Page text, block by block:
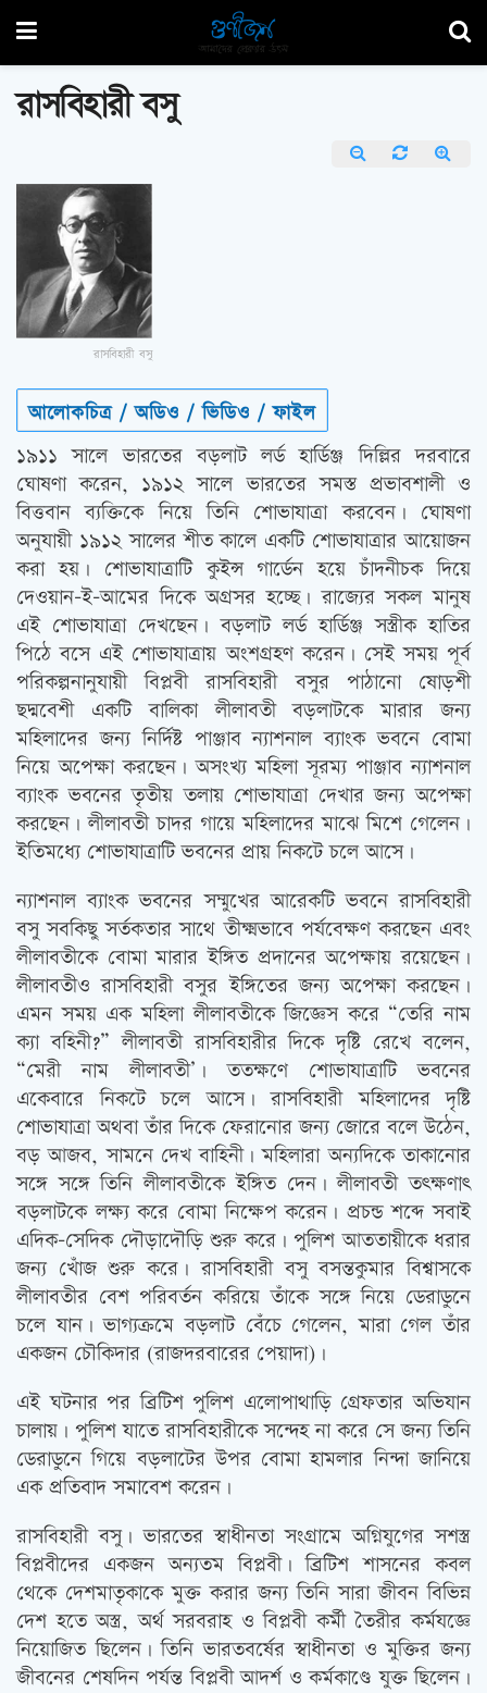
রাসবিহারী বসু
রাসবিহারী বসু
আলোকচিত্র / অডিও / ভিডিও / ফাইল
১৯১১ সালে ভারতের বড়লাট লর্ড হার্ডিঞ্জ দিল্লির দরবারে
ঘোষণা করেন, ১৯১২ সালে ভারতের সমস্ত প্রভাবশালী ও
বিত্তবান ব্যক্তিকে নিয়ে তিনি শোভাযাত্রা করবেন। ঘোষণা
অনুযায়ী ১৯১২ সালের শীত কালে একটি শোভাযাত্রার আয়োজন
করা হয়। শোভাযাত্রাটি কুইন্স গার্ডেন হয়ে চাঁদনীচক দিয়ে
দেওয়ান-ই-আমের দিকে অগ্রসর হচ্ছে। রাজ্যের সকল মানুষ
এই শোভাযাত্রা দেখছেন। বড়লাট লর্ড হার্ডিঞ্জ সস্ত্রীক হাতির
পিঠে বসে এই শোভাযাত্রায় অংশগ্রহণ করেন। সেই সময় পূর্ব
পরিকল্পনানুযায়ী বিপ্লবী রাসবিহারী বসুর পাঠানো ষোড়শী
ছদ্মবেশী একটি বালিকা লীলাবতী বড়লাটকে মারার জন্য
মহিলাদের জন্য নির্দিষ্ট পাঞ্জাব ন্যাশনাল ব্যাংক ভবনে বোমা
নিয়ে অপেক্ষা করছেন। অসংখ্য মহিলা সূরম্য পাঞ্জাব ন্যাশনাল
ব্যাংক ভবনের তৃতীয় তলায় শোভাযাত্রা দেখার জন্য অপেক্ষা
করছেন। লীলাবতী চাদর গায়ে মহিলাদের মাঝে মিশে গেলেন।
ইতিমধ্যে শোভাযাত্রাটি ভবনের প্রায় নিকটে চলে আসে।
ন্যাশনাল ব্যাংক ভবনের সম্মুখের আরেকটি ভবনে রাসবিহারী
বসু সবকিছু সর্তকতার সাথে তীক্ষ্মভাবে পর্যবেক্ষণ করছেন এবং
লীলাবতীকে বোমা মারার ইঙ্গিত প্রদানের অপেক্ষায় রয়েছেন।
লীলাবতীও রাসবিহারী বসুর ইঙ্গিতের জন্য অপেক্ষা করছেন।
এমন সময় এক মহিলা লীলাবতীকে জিজ্ঞেস করে “তেরি নাম
ক্যা বহিনী?” লীলাবতী রাসবিহারীর দিকে দৃষ্টি রেখে বলেন,
“মেরী নাম লীলাবতী’। ততক্ষণে শোভাযাত্রাটি ভবনের
একেবারে নিকটে চলে আসে। রাসবিহারী মহিলাদের দৃষ্টি
শোভাযাত্রা অথবা তাঁর দিকে ফেরানোর জন্য জোরে বলে উঠেন,
বড় আজব, সামনে দেখ বাহিনী। মহিলারা অন্যদিকে তাকানোর
সঙ্গে সঙ্গে তিনি লীলাবতীকে ইঙ্গিত দেন। লীলাবতী তৎক্ষণাৎ
বড়লাটকে লক্ষ্য করে বোমা নিক্ষেপ করেন। প্রচন্ড শব্দে সবাই
এদিক-সেদিক দৌড়াদৌড়ি শুরু করে। পুলিশ আততায়ীকে ধরার
জন্য খোঁজ শুরু করে। রাসবিহারী বসু বসন্তকুমার বিশ্বাসকে
লীলাবতীর বেশ পরিবর্তন করিয়ে তাঁকে সঙ্গে নিয়ে ডেরাডুনে
চলে যান। ভাগ্যক্রমে বড়লাট বেঁচে গেলেন, মারা গেল তাঁর
একজন চৌকিদার (রাজদরবারের পেয়াদা)।
এই ঘটনার পর ব্রিটিশ পুলিশ এলোপাথাড়ি গ্রেফতার অভিযান
চালায়। পুলিশ যাতে রাসবিহারীকে সন্দেহ না করে সে জন্য তিনি
ডেরাডুনে গিয়ে বড়লাটের উপর বোমা হামলার নিন্দা জানিয়ে
এক প্রতিবাদ সমাবেশ করেন।
রাসবিহারী বসু। ভারতের স্বাধীনতা সংগ্রামে অগ্নিযুগের সশস্ত্র
বিপ্লবীদের একজন অন্যতম বিপ্লবী। ব্রিটিশ শাসনের কবল
থেকে দেশমাতৃকাকে মুক্ত করার জন্য তিনি সারা জীবন বিভিন্ন
দেশ হতে অস্ত্র, অর্থ সরবরাহ ও বিপ্লবী কর্মী তৈরীর কর্মযজ্ঞে
নিয়োজিত ছিলেন। তিনি ভারতবর্ষের স্বাধীনতা ও মুক্তির জন্য
জীবনের শেষদিন পর্যন্ত বিপ্লবী আদর্শ ও কর্মকাণ্ডে যুক্ত ছিলেন।